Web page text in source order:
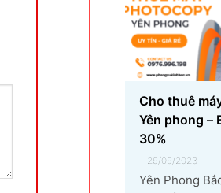
Cho thuê
Yên phong –
30%
29/09/2023
Yên Phong